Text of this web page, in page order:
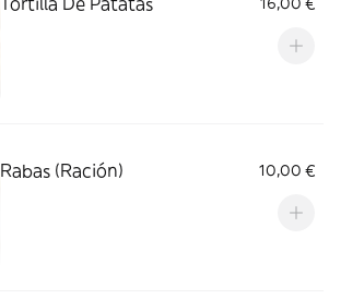
Rabas (Ración) 10,00 €